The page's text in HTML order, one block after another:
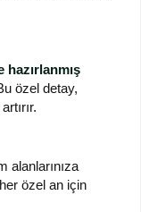
özel detay,
alanlarınıza
özel an için